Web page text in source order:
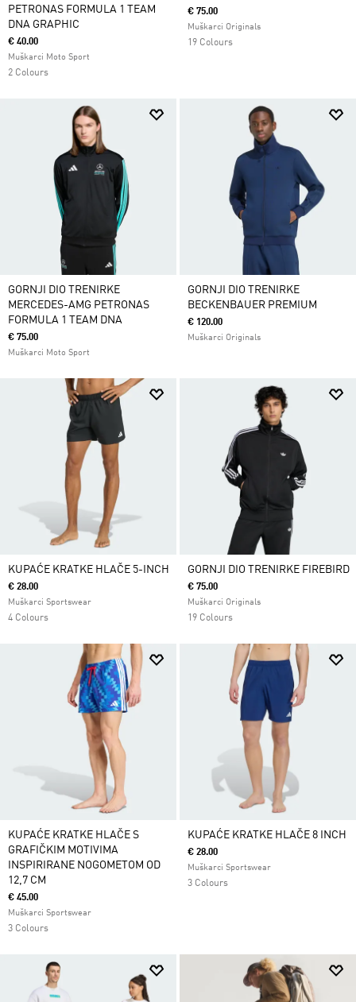
PETRONAS FORMULA 1 TEAM
DNA GRAPHIC
€ 40.00
Muškarci Moto Sport
2 Colours
€ 75.00
Muškarci Originals
19 Colours
GORNJI DIO TRENIRKE
MERCEDES-AMG PETRONAS
FORMULA 1 TEAM DNA
€ 75.00
Muškarci Moto Sport
GORNJI DIO TRENIRKE
BECKENBAUER PREMIUM
€ 120.00
Muškarci Originals
KUPAĆE KRATKE HLAČE 5-INCH
€ 28.00
Muškarci Sportswear
4 Colours
GORNJI DIO TRENIRKE FIREBIRD
€ 75.00
Muškarci Originals
19 Colours
KUPAĆE KRATKE HLAČE S
GRAFIČKIM MOTIVIMA
INSPIRIRANE NOGOMETOM OD
12,7 CM
€ 45.00
Muškarci Sportswear
3 Colours
KUPAĆE KRATKE HLAČE 8 INCH
€ 28.00
Muškarci Sportswear
3 Colours